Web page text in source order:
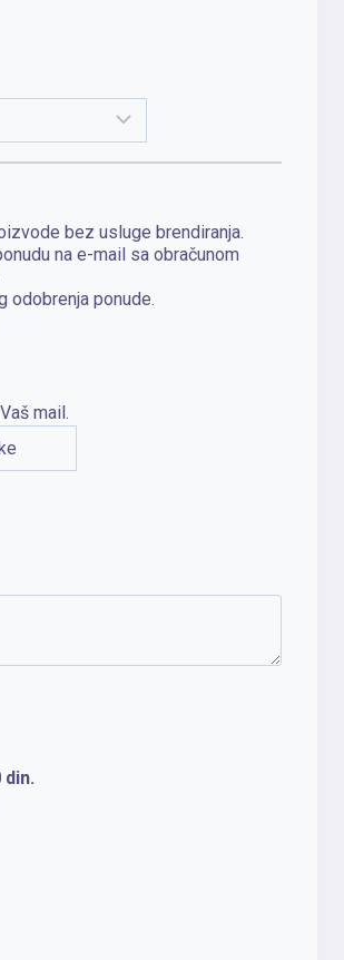
bez usluge brendiranja.
na e-mail sa obračunom
odobrenja ponude.
mail.